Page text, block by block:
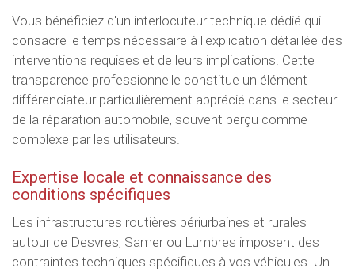
Vous bénéficiez d'un interlocuteur technique dédié qui
consacre le temps nécessaire à l'explication détaillée des
interventions requises et de leurs implications. Cette
transparence professionnelle constitue un élément
différenciateur particulièrement apprécié dans le secteur
de la réparation automobile, souvent perçu comme
complexe par les utilisateurs.
Expertise locale et connaissance des
conditions spécifiques
Les infrastructures routières périurbaines et rurales
autour de Desvres, Samer ou Lumbres imposent des
contraintes techniques spécifiques à vos véhicules. Un